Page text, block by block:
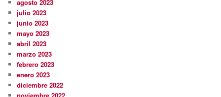
agosto 2023
julio 2023
junio 2023
mayo 2023
abril 2023
marzo 2023
febrero 2023
enero 2023
diciembre 2022